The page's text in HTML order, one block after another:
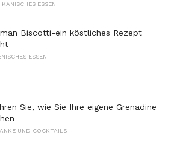
ESSEN
Biscotti-ein köstliches Rezept
ESSEN
Sie, wie Sie Ihre eigene Grenadine
UND COCKTAILS